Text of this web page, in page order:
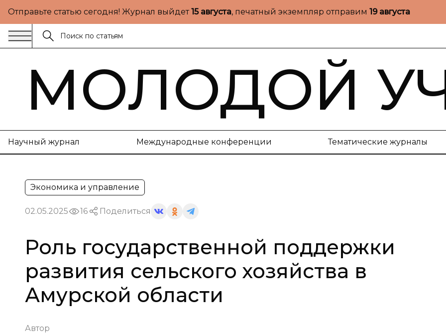
Отправьте статью сегодня! Журнал выйдет15 августа, печатный экземпляр отправим 19 августа
МОЛОДОЙ
Научный журнал Международные конференции Тематические журналы
Экономика и управление
02.05.2025 16 Поделиться
Роль государственной поддержки
развития сельского хозяйства в
Амурской области
Автор